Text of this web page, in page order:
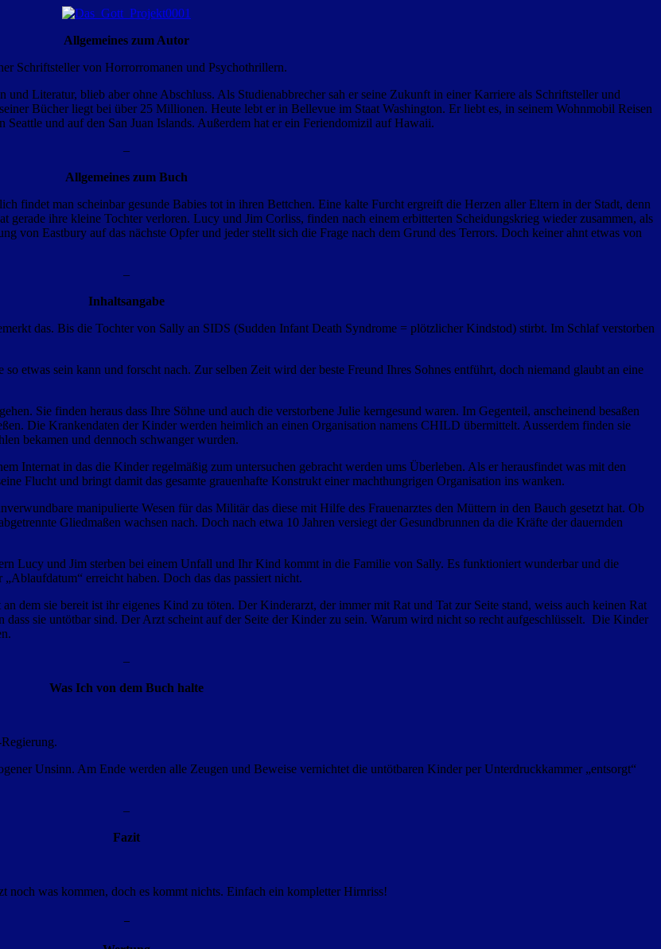
Allgemeines zum Autor
Schriftsteller von Horrorromanen und Psychothrillern.
und Literatur, blieb aber ohne Abschluss. Als Studienabbrecher sah er seine Zukunft in einer Karriere als Schriftsteller und
Bücher liegt bei über 25 Millionen. Heute lebt er in Bellevue im Staat Washington. Er liebt es, in seinem Wohnmobil Reisen
und auf den San Juan Islands. Außerdem hat er ein Feriendomizil auf Hawaii.
–
Allgemeines zum Buch
findet man scheinbar gesunde Babies tot in ihren Bettchen. Eine kalte Furcht ergreift die Herzen aller Eltern in der Stadt, denn
ihre kleine Tochter verloren. Lucy und Jim Corliss, finden nach einem erbitterten Scheidungskrieg wieder zusammen, als
von Eastbury auf das nächste Opfer und jeder stellt sich die Frage nach dem Grund des Terrors. Doch keiner ahnt etwas von
–
Inhaltsangabe
das. Bis die Tochter von Sally an SIDS (Sudden Infant Death Syndrome = plötzlicher Kindstod) stirbt. Im Schlaf verstorben
etwas sein kann und forscht nach. Zur selben Zeit wird der beste Freund Ihres Sohnes entführt, doch niemand glaubt an eine
Sie finden heraus dass Ihre Söhne und auch die verstorbene Julie kerngesund waren. Im Gegenteil, anscheinend besaßen
Die Krankendaten der Kinder werden heimlich an einen Organisation namens CHILD übermittelt. Ausserdem finden sie
bekamen und dennoch schwanger wurden.
Internat in das die Kinder regelmäßig zum untersuchen gebracht werden ums Überleben. Als er herausfindet was mit den
Flucht und bringt damit das gesamte grauenhafte Konstrukt einer machthungrigen Organisation ins wanken.
manipulierte Wesen für das Militär das diese mit Hilfe des Frauenarztes den Müttern in den Bauch gesetzt hat. Ob
Gliedmaßen wachsen nach. Doch nach etwa 10 Jahren versiegt der Gesundbrunnen da die Kräfte der dauernden
Lucy und Jim sterben bei einem Unfall und Ihr Kind kommt in die Familie von Sally. Es funktioniert wunderbar und die
erreicht haben. Doch das das passiert nicht.
dem sie bereit ist ihr eigenes Kind zu töten. Der Kinderarzt, der immer mit Rat und Tat zur Seite stand, weiss auch keinen Rat
sie untötbar sind. Der Arzt scheint auf der Seite der Kinder zu sein. Warum wird nicht so recht aufgeschlüsselt. Die Kinder
–
Was Ich von dem Buch halte
Unsinn. Am Ende werden alle Zeugen und Beweise vernichtet die untötbaren Kinder per Unterdruckkammer „entsorgt“
–
Fazit
noch was kommen, doch es kommt nichts. Einfach ein kompletter Hirnriss!
–